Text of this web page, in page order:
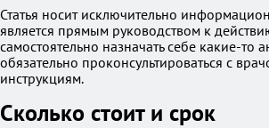
Статья носит исключительно
является прямым руководством к
самостоятельно назначать себе какие-то
обязательно проконсультироваться с
инструкциям.
Сколько стоит и срок